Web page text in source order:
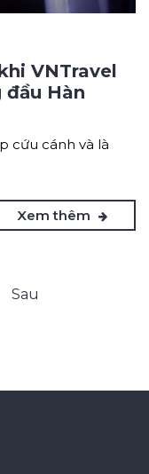
VNTravel
đầu Hàn
cứu cánh và là
Xem thêm
Sau